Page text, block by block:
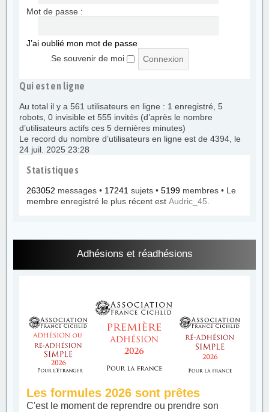
Mot de passe :
J’ai oublié mon mot de passe
Se souvenir de moi
Qui est en ligne
Au total il y a561 utilisateurs en ligne : 1 enregistré, 5
robots, 0 invisible et 555 invités (d’après le nombre
d’utilisateurs actifs ces 5 dernières minutes)
Le record du nombre d’utilisateurs en ligne est de4394 , le
24 juil. 2025 23:28
Statistiques
263052 messages • 17241 sujets •5199 membres • Le
membre enregistré le plus récent estAudric_45
Adhésions et réadhésions
Les formules 2026 sont prêtes
C'est le moment de reprendre ou prendre son